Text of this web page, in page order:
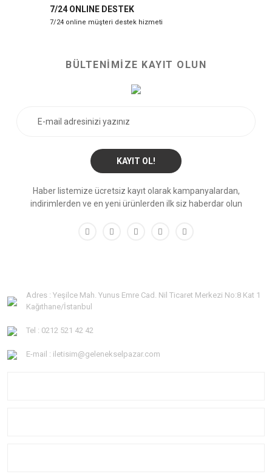
7/24 ONLINE DESTEK
7/24 online müşteri destek hizmeti
BÜLTENİMİZE KAYIT OLUN
KAYIT OL!
Haber listemize ücretsiz kayıt olarak kampanyalardan,
indirimlerden ve en yeni ürünlerden ilk siz haberdar olun
Adres : Yeşilce Mah. Yunus Emre Cad. Nil Ticaret Merkezi No:8 Kat 1
Kağıthane/İstanbul
Tel : 0212 521 42 42
E-mail : iletisim@gelenekselpazar.com